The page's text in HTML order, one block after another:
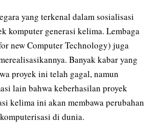
yang terkenal dalam sosialisasi
komputer generasi kelima. Lembaga
new Computer Technology) juga
Banyak kabar yang
proyek ini telah gagal, namun
lain bahwa keberhasilan proyek
kelima ini akan membawa perubahan
di dunia.